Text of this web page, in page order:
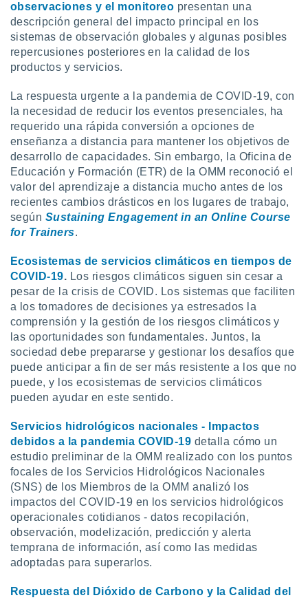
utilizar
crear un
uso de
la
contenido
medir el
de la
el
del
de
o a través
de
de
uso de
con el
e
mediante
publicidad
de
1199
observaciones y el monitoreo presentan una
descripción general del impacto principal en los
sistemas de observación globales y algunas posibles
repercusiones posteriores en la calidad de los
productos y servicios.
La respuesta urgente a la pandemia de COVID-19, con
la necesidad de reducir los eventos presenciales, ha
requerido una rápida conversión a opciones de
enseñanza a distancia para mantener los objetivos de
desarrollo de capacidades. Sin embargo, la Oficina de
Educación y Formación (ETR) de la OMM reconoció el
valor del aprendizaje a distancia mucho antes de los
recientes cambios drásticos en los lugares de trabajo,
según Sustaining Engagement in an Online Course
for Trainers.
Ecosistemas de servicios climáticos en tiempos de
COVID-19. Los riesgos climáticos siguen sin cesar a
pesar de la crisis de COVID. Los sistemas que faciliten
a los tomadores de decisiones ya estresados la
comprensión y la gestión de los riesgos climáticos y
las oportunidades son fundamentales. Juntos, la
sociedad debe prepararse y gestionar los desafíos que
puede anticipar a fin de ser más resistente a los que no
puede, y los ecosistemas de servicios climáticos
pueden ayudar en este sentido.
Servicios hidrológicos nacionales - Impactos
debidos a la pandemia COVID-19 detalla cómo un
estudio preliminar de la OMM realizado con los puntos
focales de los Servicios Hidrológicos Nacionales
(SNS) de los Miembros de la OMM analizó los
impactos del COVID-19 en los servicios hidrológicos
operacionales cotidianos - datos recopilación,
observación, modelización, predicción y alerta
temprana de información, así como las medidas
adoptadas para superarlos.
Respuesta del Dióxido de Carbono y la Calidad del